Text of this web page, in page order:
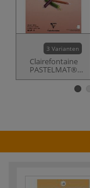
3 Varianten
Clairefontaine
PASTELMAT®
Version 2